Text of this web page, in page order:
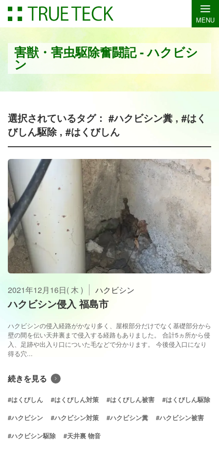
MENU
害獣・害虫駆除奮闘記 - ハクビシ
ン
選択されているタグ： #ハクビシン糞 , #はく
びしん駆除 , #はくびしん
2021年12月16日( 木 ) ハクビシン
ハクビシン侵入 福島市
ハクビシンの侵入経路がかなり多く、屋根部分だけでなく基礎部分から
壁の間を伝い天井裏まで侵入する経路もありました。 合計5ヵ所から侵
入、足跡や出入り口についた毛などで分かります。 今後侵入口になり
得る穴...
続きを見る
#はくびしん #はくびしん対策 #はくびしん被害 #はくびしん駆除
#ハクビシン #ハクビシン対策 #ハクビシン糞 #ハクビシン被害
#ハクビシン駆除 #天井裏 物音